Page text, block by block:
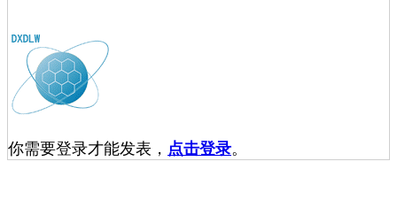
你需要登录才能发表， 点击登录。